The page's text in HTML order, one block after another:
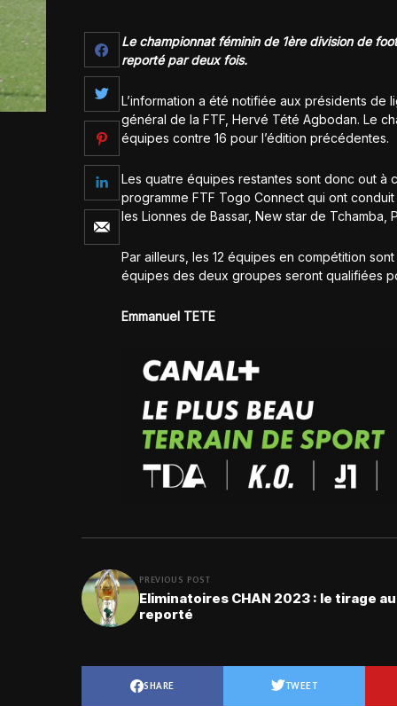
Le championnat féminin de 1ère division de
reporté par deux fois.
L’information a été notifiée aux présidents
général de la FTF, Hervé Tété Agbodan. Le
équipes contre 16 pour l’édition précédentes.
Les quatre équipes restantes sont donc out à
programme FTF Togo Connect qui ont
les Lionnes de Bassar, New star de Tchamba,
Par ailleurs, les 12 équipes en compétition
équipes des deux groupes seront qualifiées
Emmanuel TETE
PREVIOUS POST
Eliminatoires CHAN 2023 : le tirage
reporté
SHARE TWEET